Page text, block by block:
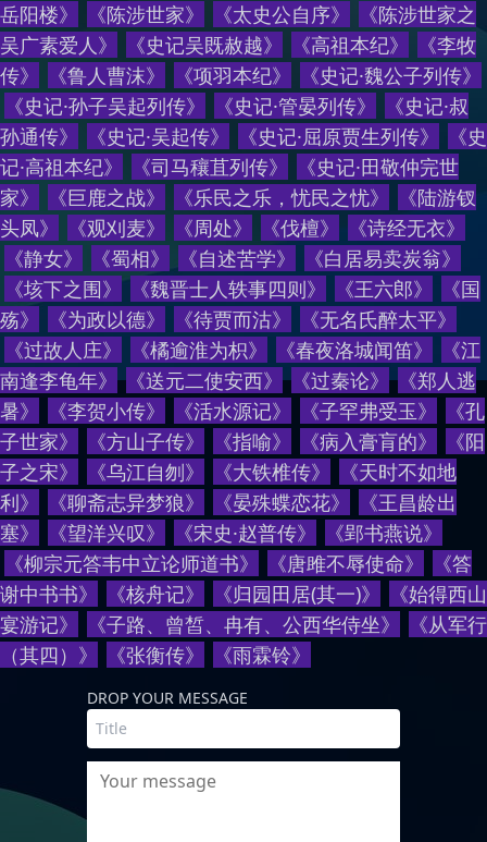
岳阳楼》 《陈涉世家》 《太史公自序》 《陈涉世家之
吴广素爱人》 《史记吴既赦越》 《高祖本纪》 《李牧
传》 《鲁人曹沫》 《项羽本纪》 《史记·魏公子列传》
《史记·孙子吴起列传》 《史记·管晏列传》 《史记·叔
孙通传》 《史记·吴起传》 《史记·屈原贾生列传》 《史
记·高祖本纪》 《司马穰苴列传》 《史记·田敬仲完世
家》 《巨鹿之战》 《乐民之乐，忧民之忧》 《陆游钗
头凤》 《观刈麦》 《周处》 《伐檀》 《诗经无衣》
《静女》 《蜀相》 《自述苦学》 《白居易卖炭翁》
《垓下之围》 《魏晋士人轶事四则》 《王六郎》 《国
殇》 《为政以德》 《待贾而沽》 《无名氏醉太平》
《过故人庄》 《橘逾淮为枳》 《春夜洛城闻笛》 《江
南逢李龟年》 《送元二使安西》 《过秦论》 《郑人逃
暑》 《李贺小传》 《活水源记》 《子罕弗受玉》 《孔
子世家》 《方山子传》 《指喻》 《病入膏肓的》 《阳
子之宋》 《乌江自刎》 《大铁椎传》 《天时不如地
利》 《聊斋志异梦狼》 《晏殊蝶恋花》 《王昌龄出
塞》 《望洋兴叹》 《宋史·赵普传》 《郢书燕说》
《柳宗元答韦中立论师道书》 《唐雎不辱使命》 《答
谢中书书》 《核舟记》 《归园田居(其一)》 《始得西山
宴游记》 《子路、曾皙、冉有、公西华侍坐》 《从军行
（其四） 》 《张衡传》 《雨霖铃》
DROP YOUR MESSAGE
Your message